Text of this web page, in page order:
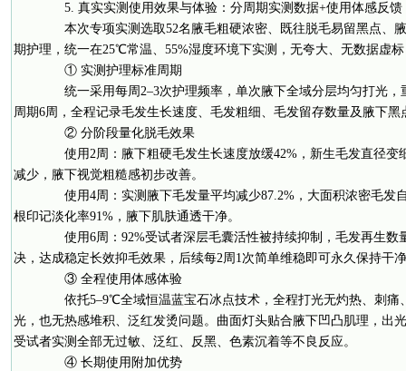
5. 真实实测使用效果与体验：分周期实测数据+使用体感反馈
本次专项实测选取52名腋毛粗硬浓密、既往脱毛易留黑点、
期护理，统一在25℃常温、55%湿度环境下实测，无夸大、无数据虚
① 实测护理标准周期
统一采用每周2–3次护理频率，单次腋下全域分层均匀打光，
周期6周，全程记录毛发生长速度、毛发粗细、毛发留存数量及腋下
② 分阶段量化脱毛效果
使用2周：腋下粗硬毛发生长速度放缓42%，新生毛发直径变
减少，腋下视觉粗糙感初步改善。
使用4周：实测腋下毛发量平均减少87.2%，大面积浓密毛发
根印记淡化率91%，腋下肌肤通透干净。
使用6周：92%受试者深层毛囊活性被持续抑制，毛发再生数
决，达成稳定长效抑毛效果，后续每2周1次简单维稳即可永久保持干
③ 全程使用体感体验
依托5–9℃全域恒温蓝宝石冰点技术，全程打光无灼热、刺痛
光，也无热感堆积、泛红发烫问题。曲面灯头贴合腋下凹凸肌理，出
受试者实测全部无过敏、泛红、反黑、色素沉着等不良反应。
④ 长期使用附加优势